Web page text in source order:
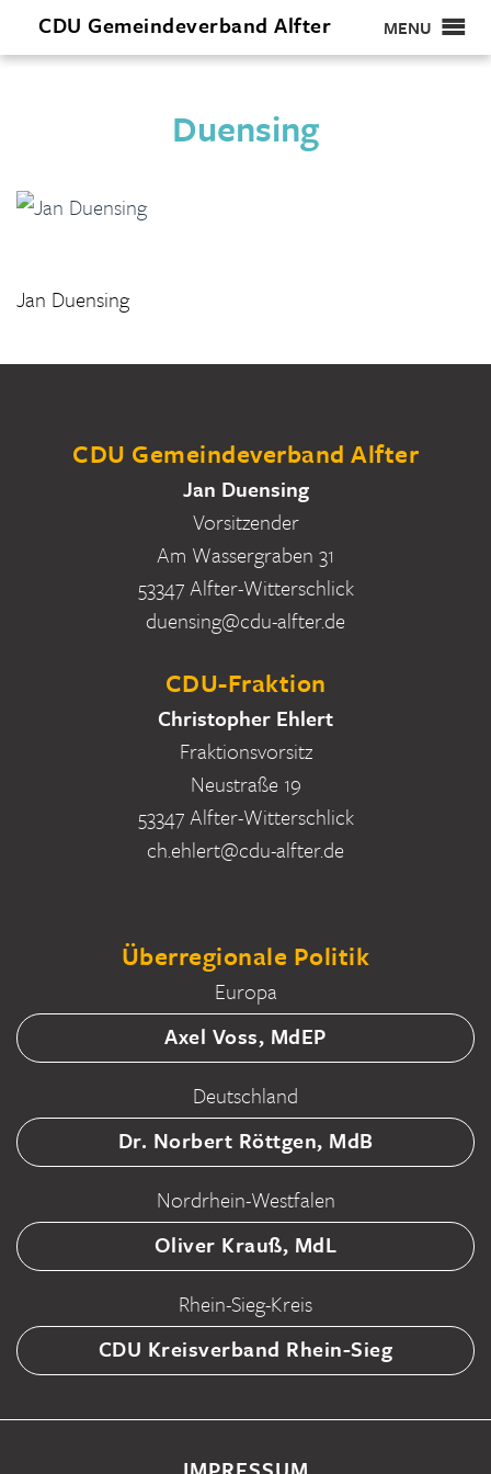
CDU Gemeindeverband Alfter MENU
Duensing
Jan Duensing
CDU Gemeindeverband Alfter
Jan Duensing
Vorsitzender
Am Wassergraben 31
53347 Alfter-Witterschlick
duensing@cdu-alfter.de
CDU-Fraktion
Christopher Ehlert
Fraktionsvorsitz
Neustraße 19
53347 Alfter-Witterschlick
ch.ehlert@cdu-alfter.de
Überregionale Politik
Europa
Axel Voss, MdEP
Deutschland
Dr. Norbert Röttgen, MdB
Nordrhein-Westfalen
Oliver Krauß, MdL
Rhein-Sieg-Kreis
CDU Kreisverband Rhein-Sieg